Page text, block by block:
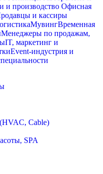
и производство Офисная
и кассиры
МувингВременная
Менеджеры по продажам,
IT, маркетинг и
Event-индустрия и
Cable)
SPA